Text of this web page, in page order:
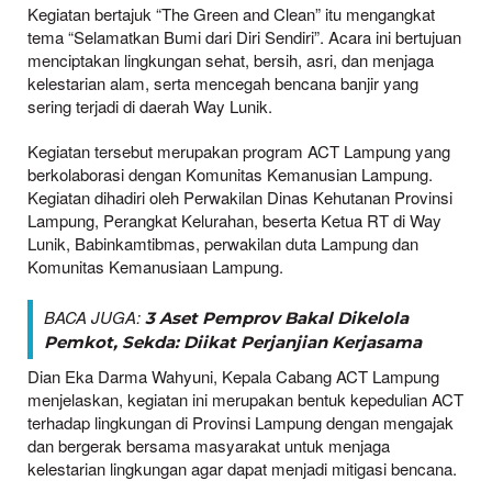
Kegiatan bertajuk “The Green and Clean” itu mengangkat
tema “Selamatkan Bumi dari Diri Sendiri”. Acara ini bertujuan
menciptakan lingkungan sehat, bersih, asri, dan menjaga
kelestarian alam, serta mencegah bencana banjir yang
sering terjadi di daerah Way Lunik.
Kegiatan tersebut merupakan program ACT Lampung yang
berkolaborasi dengan Komunitas Kemanusian Lampung.
Kegiatan dihadiri oleh Perwakilan Dinas Kehutanan Provinsi
Lampung, Perangkat Kelurahan, beserta Ketua RT di Way
Lunik, Babinkamtibmas, perwakilan duta Lampung dan
Komunitas Kemanusiaan Lampung.
BACA JUGA: 3 Aset Pemprov Bakal Dikelola
Pemkot, Sekda: Diikat Perjanjian Kerjasama
Dian Eka Darma Wahyuni, Kepala Cabang ACT Lampung
menjelaskan, kegiatan ini merupakan bentuk kepedulian ACT
terhadap lingkungan di Provinsi Lampung dengan mengajak
dan bergerak bersama masyarakat untuk menjaga
kelestarian lingkungan agar dapat menjadi mitigasi bencana.